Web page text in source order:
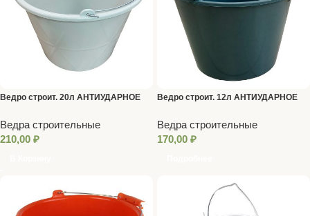
Ведро строит. 20л АНТИУДАРНОЕ
Ведра строительные
210,00 ₽
Ведро строит. 12л АНТИУДАРНОЕ
Ведра строительные
170,00 ₽